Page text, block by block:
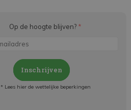
Op de hoogte blijven? *
Inschrijven
* Lees hier de wettelijke beperkingen